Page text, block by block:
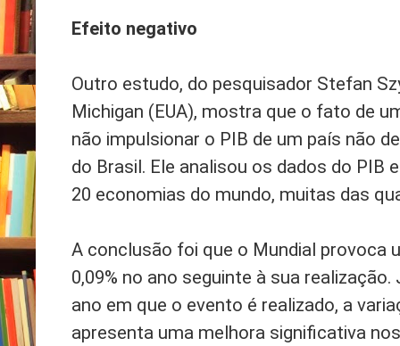
Efeito negativo
Outro estudo, do pesquisador Stefan
Michigan (EUA), mostra que o fato de
não impulsionar o PIB de um país não
do Brasil. Ele analisou os dados do PIB
20 economias do mundo, muitas das
A conclusão foi que o Mundial provoca
0,09% no ano seguinte à sua
ano em que o evento é realizado, a
apresenta uma melhora significativa